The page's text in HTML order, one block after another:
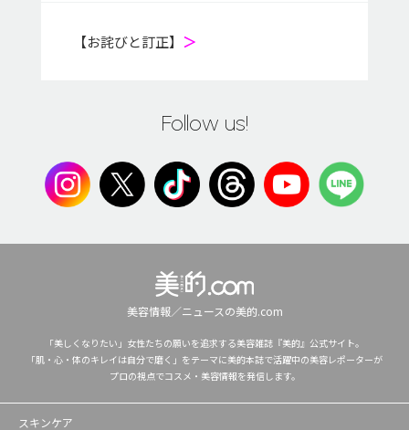
【お詫びと訂正】 ＞
Follow us!
美容情報／ニュースの美的.com
「美しくなりたい」女性たちの願いを追求する美容雑誌『美的』公式サイト。
「肌・心・体のキレイは自分で磨く」をテーマに美的本誌で活躍中の美容レポーターが
プロの視点でコスメ・美容情報を発信します。
スキンケア